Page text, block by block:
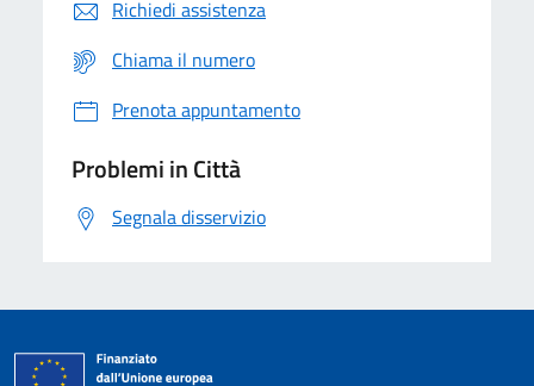
Richiedi assistenza
Chiama il numero
Prenota appuntamento
Problemi in Città
Segnala disservizio